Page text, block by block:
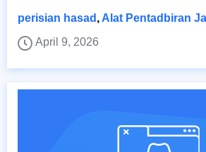
perisian hasad , Alat Pentadbiran
April 9, 2026